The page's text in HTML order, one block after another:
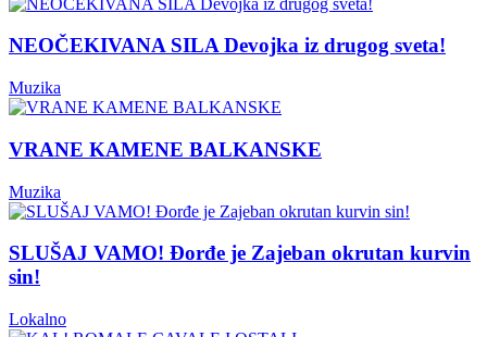
NEOČEKIVANA SILA Devojka iz drugog sveta!
Muzika
VRANE KAMENE BALKANSKE
Muzika
SLUŠAJ VAMO! Đorđe je Zajeban okrutan kurvin
sin!
Lokalno